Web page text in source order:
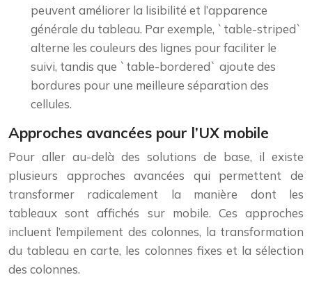
peuvent améliorer la lisibilité et l’apparence
générale du tableau. Par exemple, `table-striped`
alterne les couleurs des lignes pour faciliter le
suivi, tandis que `table-bordered` ajoute des
bordures pour une meilleure séparation des
cellules.
Approches avancées pour l’UX mobile
Pour aller au-delà des solutions de base, il existe
plusieurs approches avancées qui permettent de
transformer radicalement la manière dont les
tableaux sont affichés sur mobile. Ces approches
incluent l’empilement des colonnes, la transformation
du tableau en carte, les colonnes fixes et la sélection
des colonnes.